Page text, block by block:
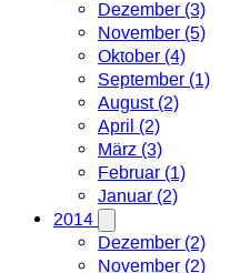
Dezember (3)
November (5)
Oktober (4)
September (1)
August (2)
April (2)
März (3)
Februar (1)
Januar (2)
2014
Dezember (2)
November (2)